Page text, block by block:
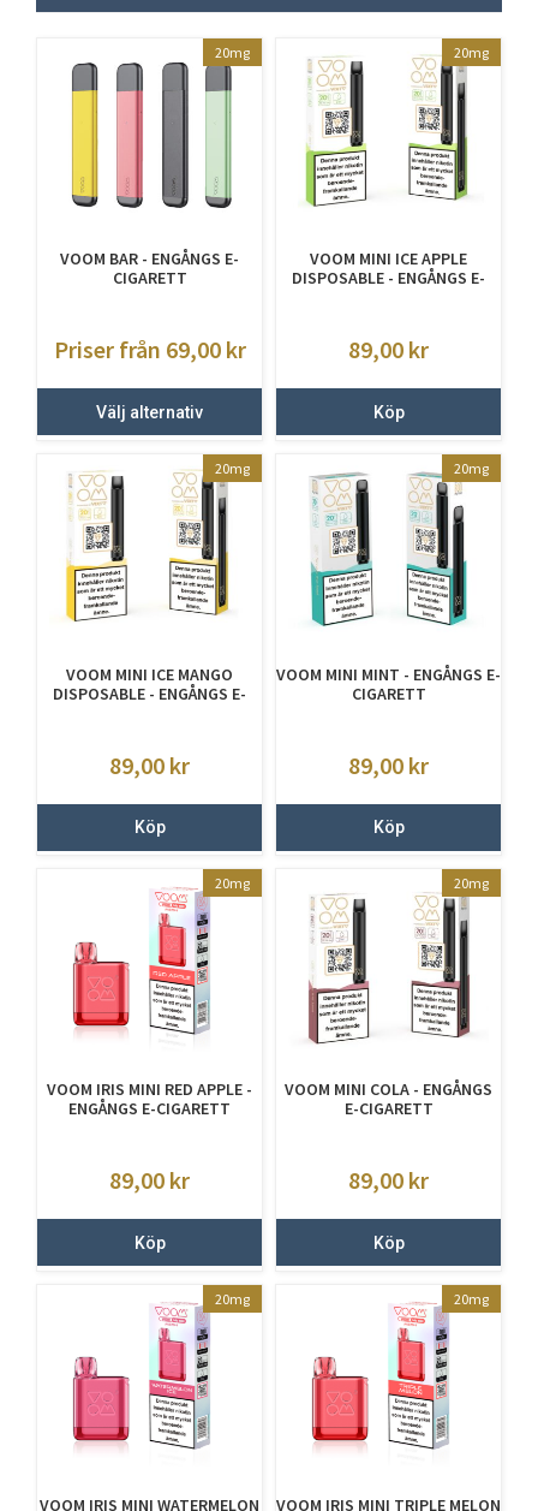
20mg
VOOM BAR - ENGÅNGS E-
CIGARETT
Priser från 69,00 kr
Välj alternativ
20mg
VOOM MINI ICE APPLE
DISPOSABLE - ENGÅNGS E-
89,00 kr
Köp
20mg
VOOM MINI ICE MANGO
DISPOSABLE - ENGÅNGS E-
89,00 kr
Köp
20mg
VOOM MINI MINT - ENGÅNGS E-
CIGARETT
89,00 kr
Köp
20mg
VOOM IRIS MINI RED APPLE -
ENGÅNGS E-CIGARETT
89,00 kr
Köp
20mg
VOOM MINI COLA - ENGÅNGS
E-CIGARETT
89,00 kr
Köp
20mg
VOOM IRIS MINI WATERMELON
20mg
VOOM IRIS MINI TRIPLE MELON